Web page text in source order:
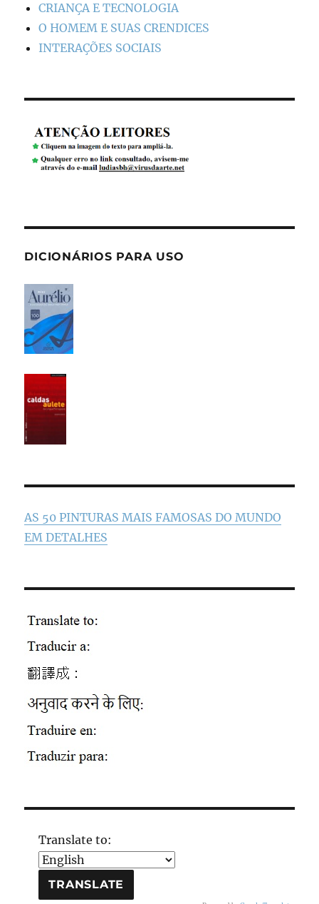
CRIANÇA E TECNOLOGIA
O HOMEM E SUAS CRENDICES
INTERAÇÕES SOCIAIS
DICIONÁRIOS PARA USO
AS 50 PINTURAS MAIS FAMOSAS DO MUNDO
EM DETALHES
Translate to: